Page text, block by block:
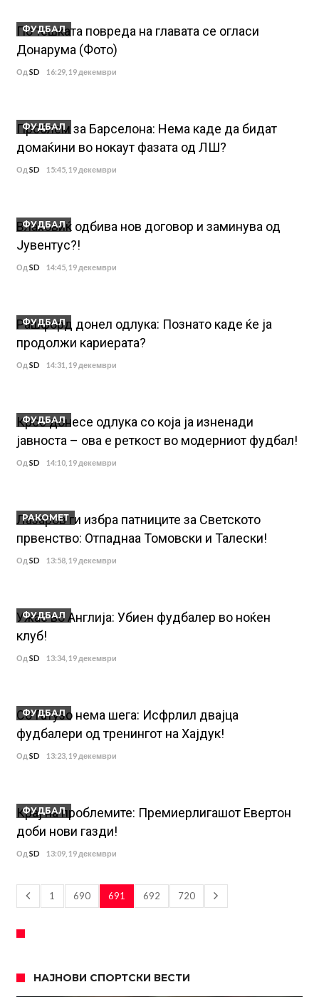
ФУДБАЛ
По тешката повреда на главата се огласи
Донарума (Фото)
Од SD 16:29, 19 декември
ФУДБАЛ
Проблем за Барселона: Нема каде да бидат
домаќини во нокаут фазата од ЛШ?
Од SD 15:45, 19 декември
ФУДБАЛ
Влаховиќ одбива нов договор и заминува од
Јувентус?!
Од SD 14:45, 19 декември
ФУДБАЛ
Рашфорд донел одлука: Познато каде ќе ја
продолжи кариерата?
Од SD 14:31, 19 декември
ФУДБАЛ
Крос донесе одлука со која ја изненади
јавноста – ова е реткост во модерниот фудбал!
Од SD 14:10, 19 декември
РАКОМЕТ
Лазаров ги избра патниците за Светското
првенство: Отпаднаа Томовски и Талески!
Од SD 13:58, 19 декември
ФУДБАЛ
Ужас во Англија: Убиeн фудбалер во ноќен
клуб!
Од SD 13:34, 19 декември
ФУДБАЛ
Со Гатузо нема шега: Исфрлил двајца
фудбалери од тренингот на Хајдук!
Од SD 13:23, 19 декември
ФУДБАЛ
Крај на проблемите: Премиерлигашот Евертон
доби нови газди!
Од SD 13:09, 19 декември
1 690 691 692 720
НАЈНОВИ СПОРТСКИ ВЕСТИ